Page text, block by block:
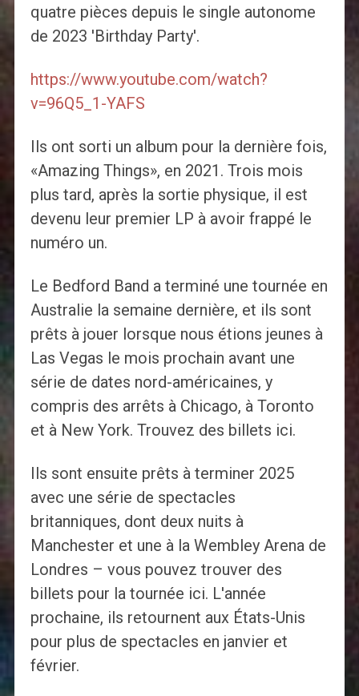
quatre pièces depuis le single autonome
de 2023 'Birthday Party'.
https://www.youtube.com/watch?
v=96Q5_1-YAFS
Ils ont sorti un album pour la dernière fois,
«Amazing Things», en 2021. Trois mois
plus tard, après la sortie physique, il est
devenu leur premier LP à avoir frappé le
numéro un.
Le Bedford Band a terminé une tournée en
Australie la semaine dernière, et ils sont
prêts à jouer lorsque nous étions jeunes à
Las Vegas le mois prochain avant une
série de dates nord-américaines, y
compris des arrêts à Chicago, à Toronto
et à New York. Trouvez des billets ici.
Ils sont ensuite prêts à terminer 2025
avec une série de spectacles
britanniques, dont deux nuits à
Manchester et une à la Wembley Arena de
Londres – vous pouvez trouver des
billets pour la tournée ici. L'année
prochaine, ils retournent aux États-Unis
pour plus de spectacles en janvier et
février.